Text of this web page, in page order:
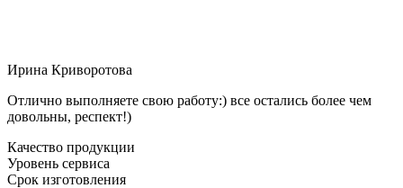
Ирина Криворотова
Отлично выполняете свою работу:) все остались более чем
довольны, респект!)
Качество продукции
Уровень сервиса
Срок изготовления